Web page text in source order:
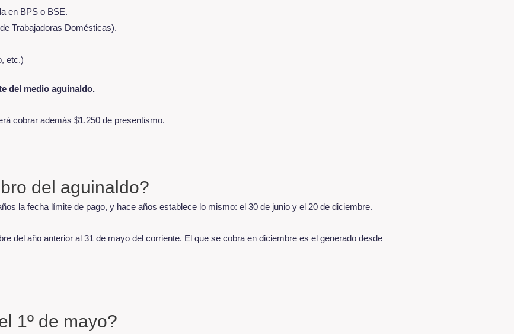
en BPS o BSE.
Trabajadoras Domésticas).
etc.)
del medio aguinaldo.
cobrar además $1.250 de presentismo.
del aguinaldo?
la fecha límite de pago, y hace años establece lo mismo: el 30 de junio y el 20 de diciembre.
del año anterior al 31 de mayo del corriente. El que se cobra en diciembre es el generado desde
1º de mayo?